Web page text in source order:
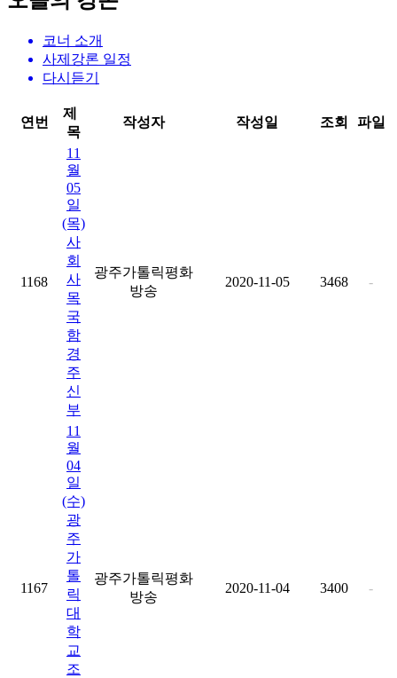
코너 소개
사제강론 일정
다시듣기
연번
제
목
작성자 작성일 조회 파일
1168
11
월
05
일
(목)
사
회
사
목
국
함
경
주
신
부
광주가톨릭평화
방송
2020-11-05 3468 -
1167
11
월
04
일
(수)
광
주
가
톨
릭
대
학
교
조
광주가톨릭평화
방송
2020-11-04 3400 -